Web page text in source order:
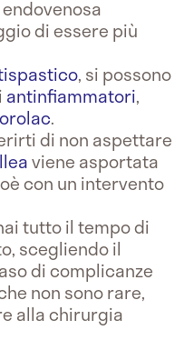
di essere più
, si possono
antinfiammatori,
.
di non aspettare
viene asportata
con un intervento
tutto il tempo di
scegliendo il
di complicanze
non sono rare,
alla chirurgia